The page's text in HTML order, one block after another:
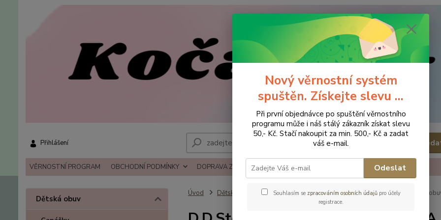
VĚRNOSTNÍ PROGRAM OBCHODNÍ PODMÍNKY DOPRAVA ZBOŽÍ REKLAMACE A VRÁCENÍ ZBOŹÍ KONTAKTY
Přihlášení
Dětská obuv
Úvod Dětská obuv Obuv zimní Obuv zimní - vel.25 D.D.Step Zimní
Nový věrnostní systém
spuštěn. Získejte slevu ...
Při první objednávce po spuštění věrnostního
programu může i náš stálý zákazník získat slevu
50,- Kč. Stačí nakoupit za min. 500,- Kč a zadat
váš e-mail.
Odeslat
Souhlasím se zpracováním osobních údajůpro účely
registrace.